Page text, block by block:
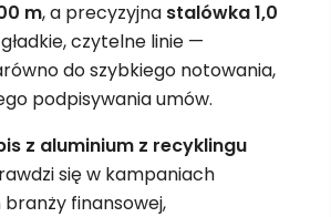
m, a precyzyjna stalówka 1,0
czytelne linie —
do szybkiego notowania,
podpisywania umów.
z aluminium z recyklingu
się w kampaniach
finansowej,